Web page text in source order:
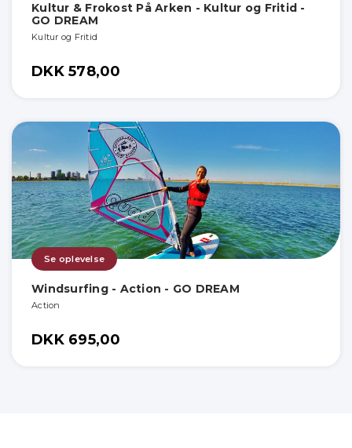
Kultur & Frokost På Arken - Kultur og Fritid -
GO DREAM
Kultur og Fritid
DKK 578,00
Se oplevelse
Windsurfing - Action - GO DREAM
Action
DKK 695,00